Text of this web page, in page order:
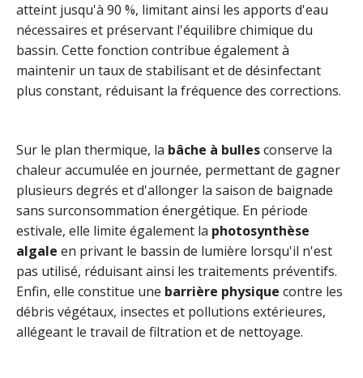
atteint jusqu'à 90 %, limitant ainsi les apports d'eau
nécessaires et préservant l'équilibre chimique du
bassin. Cette fonction contribue également à
maintenir un taux de stabilisant et de désinfectant
plus constant, réduisant la fréquence des corrections.
Sur le plan thermique, la bâche à bullesconserve la
chaleur accumulée en journée, permettant de gagner
plusieurs degrés et d'allonger la saison de baignade
sans surconsommation énergétique. En période
estivale, elle limite également la photosynthèse
algale en privant le bassin de lumière lorsqu'il n'est
pas utilisé, réduisant ainsi les traitements préventifs.
Enfin, elle constitue une barrière physique contre les
débris végétaux, insectes et pollutions extérieures,
allégeant le travail de filtration et de nettoyage.